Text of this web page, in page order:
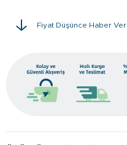
Fiyat Düşünce Haber Ver